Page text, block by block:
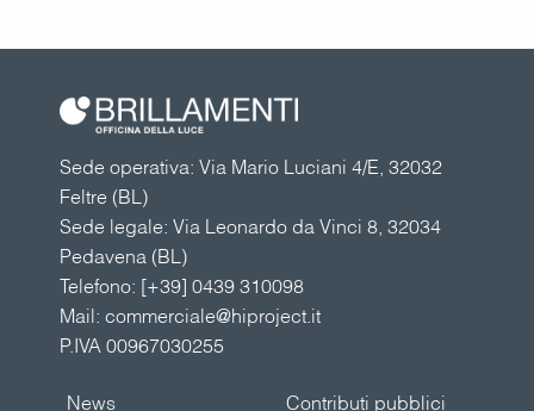
Sede operativa: Via Mario Luciani 4/E, 32032
Feltre (BL)
Sede legale: Via Leonardo da Vinci 8, 32034
Pedavena (BL)
Telefono: [+39] 0439 310098
Mail: commerciale@hiproject.it
P.IVA 00967030255
Contributi pubblici
News